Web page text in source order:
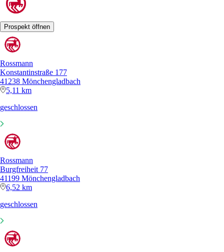
Prospekt öffnen
Rossmann
Konstantinstraße 177
41238 Mönchengladbach
5,11 km
geschlossen
Rossmann
Burgfreiheit 77
41199 Mönchengladbach
6,52 km
geschlossen